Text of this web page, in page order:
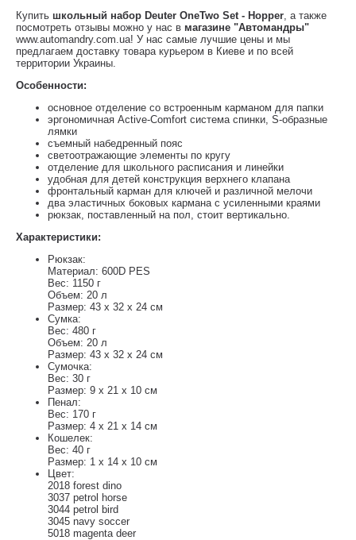
Купить школьный набор Deuter OneTwo Set - Hopper, а также
посмотреть отзывы можно у нас в магазине "Автомандры"
www.automandry.com.ua! У нас самые лучшие цены и мы
предлагаем доставку товара курьером в Киеве и по всей
территории Украины.
Особенности:
основное отделение со встроенным карманом для папки
эргономичная Active-Comfort система спинки, S-образные
лямки
съемный набедренный пояс
cветоотражающие элементы по кругу
отделение для школьного расписания и линейки
удобная для детей конструкция верхнего клапана
фронтальный карман для ключей и различной мелочи
два эластичных боковых кармана с усиленными краями
рюкзак, поставленный на пол, стоит вертикально.
Характеристики:
Рюкзак:
Материал: 600D PES
Вес: 1150 г
Объем: 20 л
Размер: 43 x 32 x 24 см
Сумка:
Вес: 480 г
Объем: 20 л
Размер: 43 x 32 x 24 см
Сумочка:
Вес: 30 г
Размер: 9 x 21 x 10 см
Пенал:
Вес: 170 г
Размер: 4 x 21 x 14 см
Кошелек:
Вес: 40 г
Размер: 1 x 14 x 10 см
Цвет:
2018 forest dino
3037 petrol horse
3044 petrol bird
3045 navy soccer
5018 magenta deer